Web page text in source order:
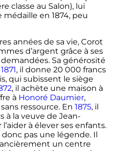
classe au Salon), lui
en 1874, peu
années de sa vie, Corot
d’argent grâce à ses
Sa générosité
1871, il donne 20 000 francs
qui subissent le siège
, il achète une maison à
à Honoré Daumier,
ressource. En 1875, il
à la veuve de Jean-
à élever ses enfants.
pas une légende. Il
un centre